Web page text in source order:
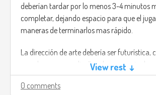
deberían tardar por lo menos 3-4 minutos
completar, dejando espacio para que el
maneras de terminarlos mas rápido.
La dirección de arte debería ser futurística,
en colores neon y diseños de personajes
tecnología avanzada. Los personajes
contraste a las escenas de Carrera para que
View rest ↓
0 comments